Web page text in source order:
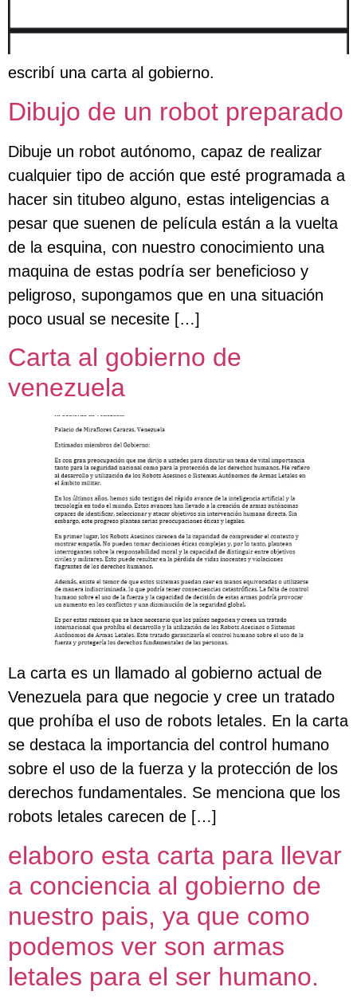
escribí una carta al gobierno.
Dibujo de un robot preparado
Dibuje un robot autónomo, capaz de realizar
cualquier tipo de acción que esté programada a
hacer sin titubeo alguno, estas inteligencias a
pesar que suenen de película están a la vuelta
de la esquina, con nuestro conocimiento una
maquina de estas podría ser beneficioso y
peligroso, supongamos que en una situación
poco usual se necesite […]
Carta al gobierno de
venezuela
La carta es un llamado al gobierno actual de
Venezuela para que negocie y cree un tratado
que prohíba el uso de robots letales. En la carta
se destaca la importancia del control humano
sobre el uso de la fuerza y la protección de los
derechos fundamentales. Se menciona que los
robots letales carecen de […]
elaboro esta carta para llevar
a conciencia al gobierno de
nuestro pais, ya que como
podemos ver son armas
letales para el ser humano.